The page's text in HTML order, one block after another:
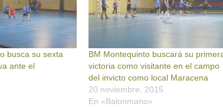
busca su sexta
ante el
BM Montequinto buscará su
victoria como visitante en el campo
del invicto como local Maracena
20 noviembre, 2015
En «Balonmano»